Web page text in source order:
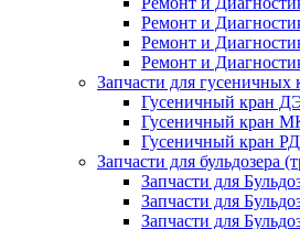
Ремонт и
Ремонт и
Ремонт и
Запчасти для гусеничных
Гусеничный кран
Гусеничный кран
Гусеничный кран
Запчасти для бульдозера
Запчасти для
Запчасти для
Запчасти для